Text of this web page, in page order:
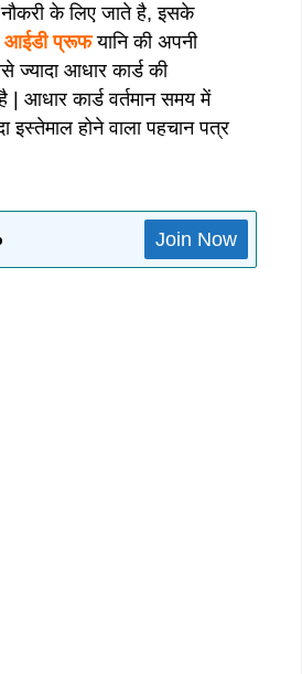
के लिए जाते है, इसके
आईडी प्रूफयानि की अपनी
ज्यादा आधार कार्ड की
आधार कार्ड वर्तमान समय में
इस्तेमाल होने वाला पहचान पत्र
Join Now